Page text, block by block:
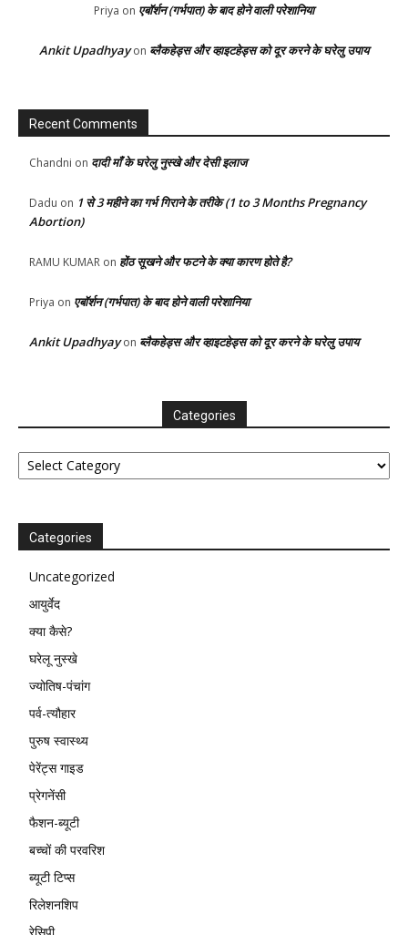
Priya on एबॉर्शन (गर्भपात) के बाद होने वाली परेशानिया
Ankit Upadhyayon ब्लैकहेड्स और व्हाइटहेड्स को दूर करने के घरेलु उपाय
Recent Comments
Chandni on दादी माँ के घरेलु नुस्खे और देसी इलाज
Dadu on 1 से 3 महीने का गर्भ गिराने के तरीके (1 to 3 Months Pregnancy
Abortion)
RAMU KUMAR on होंठ सूखने और फटने के क्या कारण होते है?
Priya on एबॉर्शन (गर्भपात) के बाद होने वाली परेशानिया
Ankit Upadhyayon ब्लैकहेड्स और व्हाइटहेड्स को दूर करने के घरेलु उपाय
Categories
Categories
Categories
Uncategorized
आयुर्वेद
क्या कैसे?
घरेलू नुस्खे
ज्योतिष-पंचांग
पर्व-त्यौहार
पुरुष स्वास्थ्य
पेरेंट्स गाइड
प्रेगनेंसी
फैशन-ब्यूटी
बच्चों की परवरिश
ब्यूटी टिप्स
रिलेशनशिप